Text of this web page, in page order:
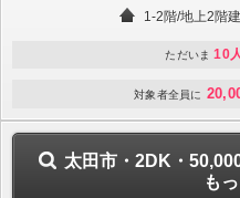
1-2階/地上2階建
ただいま 10
対象者全員に
太田市・2DK・
も